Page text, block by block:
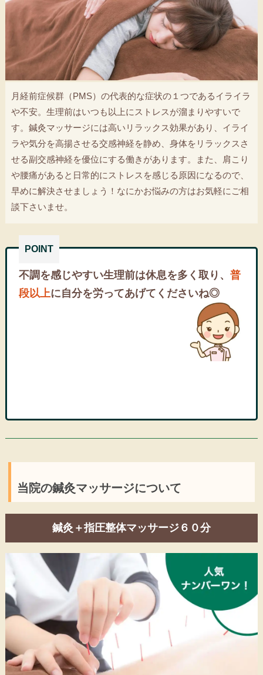
月経前症候群（PMS）の代表的な症状の１つであるイライラ
や不安。生理前はいつも以上にストレスが溜まりやすいで
す。鍼灸マッサージには高いリラックス効果があり、イライ
ラや気分を高揚させる交感神経を静め、身体をリラックスさ
せる副交感神経を優位にする働きがあります。また、肩こり
や腰痛があると日常的にストレスを感じる原因になるので、
早めに解決させましょう！なにかお悩みの方はお気軽にご相
談下さいませ。
不調を感じやすい生理前は休息を多く取り、 普
段以上に自分を労ってあげてくださいね◎
当院の鍼灸マッサージについて
鍼灸＋指圧整体マッサージ６０分